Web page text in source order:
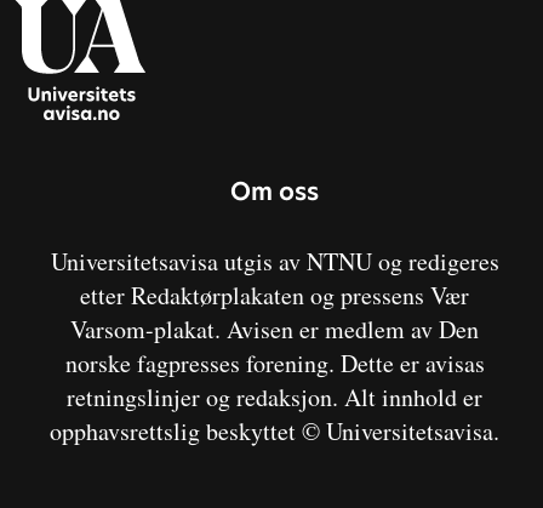
Om oss
Universitetsavisa utgis av NTNU og redigeres
etter Redaktørplakaten og pressens Vær
Varsom-plakat. Avisen er medlem av Den
norske fagpresses forening. Dette er avisas
retningslinjer og redaksjon. Alt innhold er
opphavsrettslig beskyttet © Universitetsavisa.